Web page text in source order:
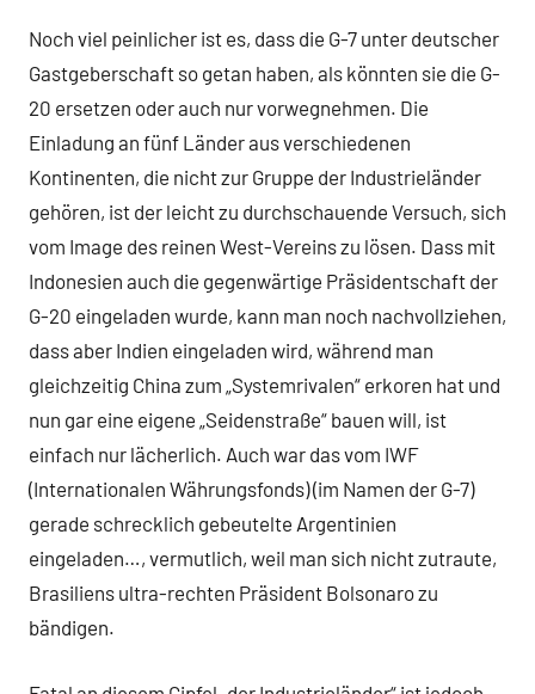
Noch viel peinlicher ist es, dass die G-7 unter deutscher
Gastgeberschaft so getan haben, als könnten sie die G-
20 ersetzen oder auch nur vorwegnehmen. Die
Einladung an fünf Länder aus verschiedenen
Kontinenten, die nicht zur Gruppe der Industrieländer
gehören, ist der leicht zu durchschauende Versuch, sich
vom Image des reinen West-Vereins zu lösen. Dass mit
Indonesien auch die gegenwärtige Präsidentschaft der
G-20 eingeladen wurde, kann man noch nachvollziehen,
dass aber Indien eingeladen wird, während man
gleichzeitig China zum „Systemrivalen“ erkoren hat und
nun gar eine eigene „Seidenstraße“ bauen will, ist
einfach nur lächerlich. Auch war das vom IWF
(Internationalen Währungsfonds) (im Namen der G-7)
gerade schrecklich gebeutelte Argentinien
eingeladen…, vermutlich, weil man sich nicht zutraute,
Brasiliens ultra-rechten Präsident Bolsonaro zu
bändigen.